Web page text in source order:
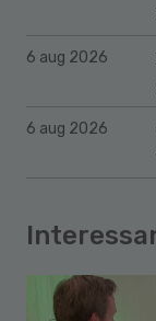
6 aug 2026
6 aug 2026